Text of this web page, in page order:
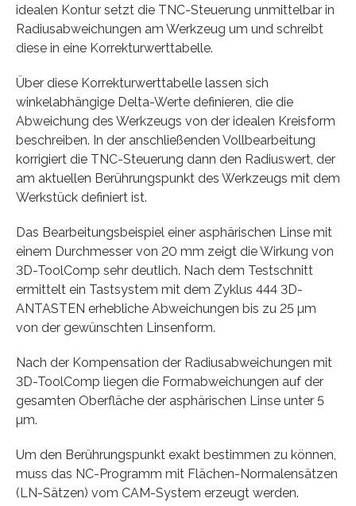
idealen Kontur setzt die TNC-Steuerung unmittelbar in
Radiusabweichungen am Werkzeug um und schreibt
diese in eine Korrekturwerttabelle.
Über diese Korrekturwerttabelle lassen sich
winkelabhängige Delta-Werte definieren, die die
Abweichung des Werkzeugs von der idealen Kreisform
beschreiben. In der anschließenden Vollbearbeitung
korrigiert die TNC-Steuerung dann den Radiuswert, der
am aktuellen Berührungspunkt des Werkzeugs mit dem
Werkstück definiert ist.
Das Bearbeitungsbeispiel einer asphärischen Linse mit
einem Durchmesser von 20 mm zeigt die Wirkung von
3D-ToolComp sehr deutlich. Nach dem Testschnitt
ermittelt ein Tastsystem mit dem Zyklus 444 3D-
ANTASTEN erhebliche Abweichungen bis zu 25 µm
von der gewünschten Linsenform.
Nach der Kompensation der Radiusabweichungen mit
3D-ToolComp liegen die Formabweichungen auf der
gesamten Oberfläche der asphärischen Linse unter 5
µm.
Um den Berührungspunkt exakt bestimmen zu können,
muss das NC-Programm mit Flächen-Normalensätzen
(LN-Sätzen) vom CAM-System erzeugt werden.